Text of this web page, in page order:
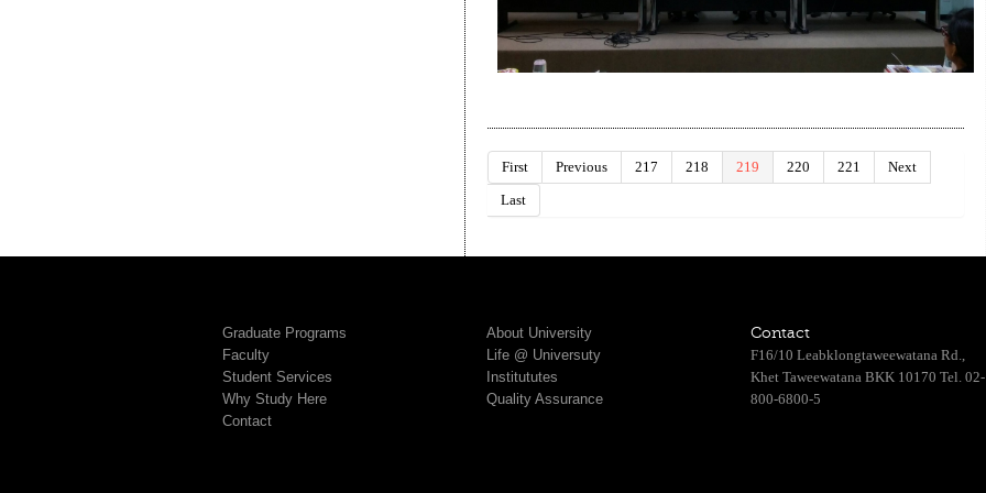
First Previous 217 218 219 220 221
Next
Last
Graduate Programs
Faculty
Student Services
Why Study Here
Contact
About University
Life @ Universuty
Institututes
Quality Assurance
Contact
F16/10 Leabklongtaweewatana Rd.,
Khet Taweewatana BKK 10170 Tel. 02-
800-6800-5